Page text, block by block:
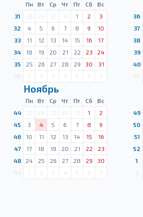
Пн Вт Ср Чт Пт Сб
Вс
31
28 29 30 31 1 2
3
32
4 5 6 7 8 9
10
33
11 12 13 14 15 16
17
34
18 19 20 21 22 23
24
35
25 26 27 28 29 30
31
1 2 3 4 5 6 7
36
37
38
39
40
Ноябрь
Пн Вт Ср Чт Пт Сб
Вс
44
27 28 29 30 31 1
2
45
3 4 5 6 7 8
9
46
10 11 12 13 14 15
16
47
17 18 19 20 21 22
23
48
24 25 26 27 28 29
30
1 2 3 4 5 6 7
49
50
51
52
1